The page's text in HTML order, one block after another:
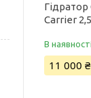
Carrier
В наявності
11 000 ₴